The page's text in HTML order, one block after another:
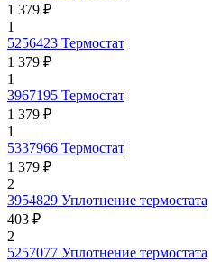
1 379 ₽
1
5256423 Термостат
1 379 ₽
1
3967195 Термостат
1 379 ₽
1
5337966 Термостат
1 379 ₽
2
3954829 Уплотнение термостата
403 ₽
2
5257077 Уплотнение термостата